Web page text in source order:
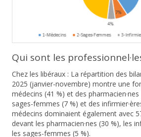
Qui sont les
Chez les libéraux : La répartition des
2025 (janvier-novembre) montre une
médecins (41 %) et des pharmacien·nes
sages-femmes (7 %) et des
médecins dominaient également avec
devant les pharmacien·nes (30 %), les
les sages-femmes (5 %).